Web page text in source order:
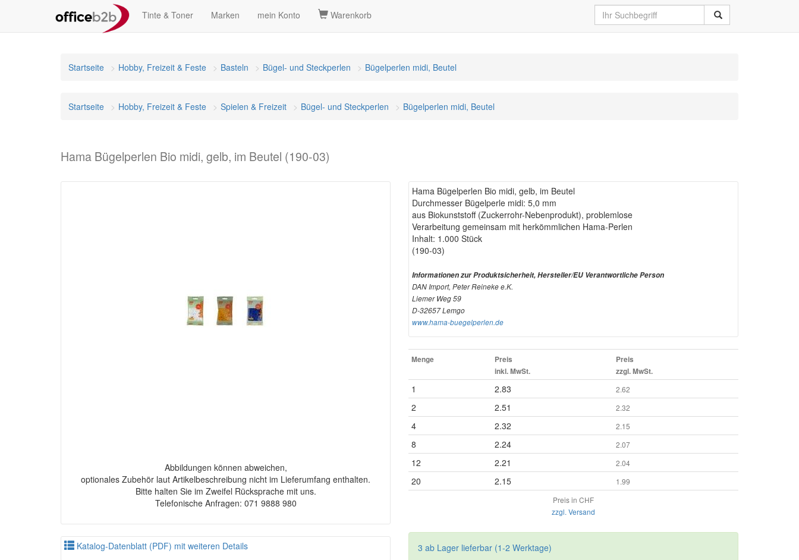
Tinte & Toner Marken mein Konto Warenkorb
Startseite Hobby, Freizeit & Feste Basteln Bügel- und Steckperlen Bügelperlen midi, Beutel
Startseite Hobby, Freizeit & Feste Spielen & Freizeit Bügel- und Steckperlen Bügelperlen midi, Beutel
Hama Bügelperlen Bio midi, gelb, im Beutel (190-03)
Abbildungen können abweichen,
optionales Zubehör laut Artikelbeschreibung nicht im Lieferumfang enthalten.
Bitte halten Sie im Zweifel Rücksprache mit uns.
Telefonische Anfragen: 071 9888 980
Katalog-Datenblatt (PDF) mit weiteren Details
Hama Bügelperlen Bio midi, gelb, im Beutel
Durchmesser Bügelperle midi: 5,0 mm
aus Biokunststoff (Zuckerrohr-Nebenprodukt), problemlose
Verarbeitung gemeinsam mit herkömmlichen Hama-Perlen
Inhalt: 1.000 Stück
(190-03)
Informationen zur Produktsicherheit, Hersteller/EU Verantwortliche Person
DAN Import, Peter Reineke e.K.
Liemer Weg 59
D-32657 Lemgo
www.hama-buegelperlen.de
Menge
Preis
inkl. MwSt.
Preis
zzgl. MwSt.
1 2.83 2.62
2 2.51 2.32
4 2.32 2.15
8 2.24 2.07
12 2.21 2.04
20 2.15
1.99
Preis in CHF
zzgl. Versand
3 ab Lager lieferbar (1-2 Werktage)